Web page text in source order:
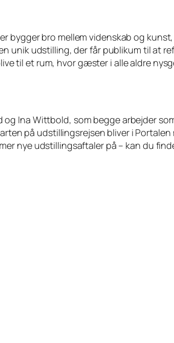
bygger bro mellem videnskab og
unik udstilling, der får publikum til at
til et rum, hvor gæster i alle aldre
Ina Wittbold, som begge arbejder
på udstillingsrejsen bliver i
nye udstillingsaftaler på – kan du